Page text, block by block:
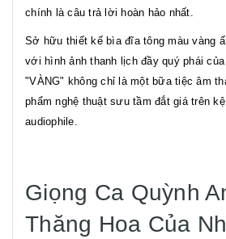
chính là câu trả lời hoàn hảo nhất.
Sở hữu thiết kế bìa đĩa tông màu vàng
với hình ảnh thanh lịch đầy quý phái
"VÀNG" không chỉ là một bữa tiệc âm
phẩm nghệ thuật sưu tầm đắt giá trên
audiophile.
Giọng Ca Quỳnh
Thăng Hoa Của